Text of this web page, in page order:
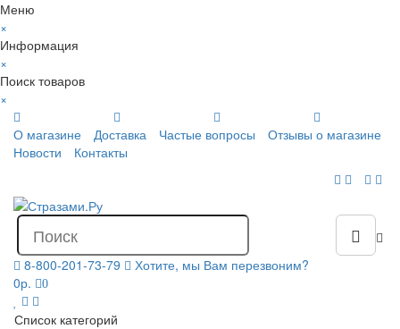
Меню
×
Информация
×
Поиск товаров
×
О магазине
Доставка Частые вопросы
Отзывы о магазине
Новости
Контакты
8-800-201-73-79
Хотите, мы Вам перезвоним?
0р.
0
Список категорий